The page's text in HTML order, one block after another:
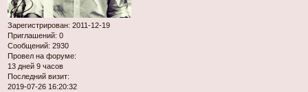
Зарегистрирован: 2011-12-19
Приглашений: 0
Сообщений: 2930
Провел на форуме:
13 дней 9 часов
Последний визит:
2019-07-26 16:20:32